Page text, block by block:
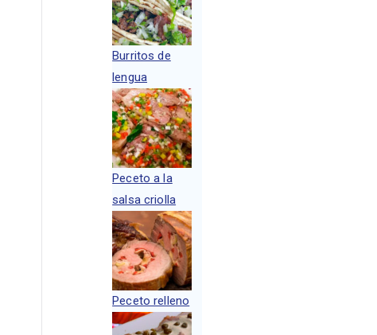
Burritos de
lengua
Peceto a la
salsa criolla
Peceto relleno